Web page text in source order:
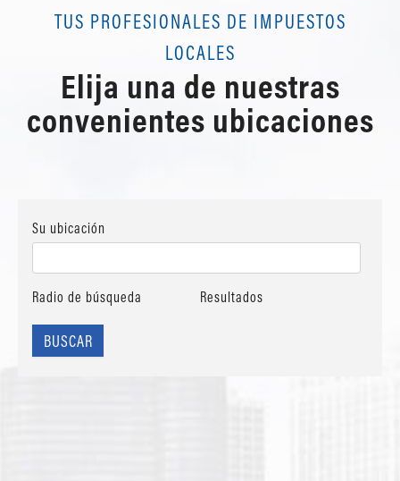
TUS PROFESIONALES DE IMPUESTOS
LOCALES
Elija una de nuestras
convenientes ubicaciones
Su ubicación
Radio de búsqueda Resultados